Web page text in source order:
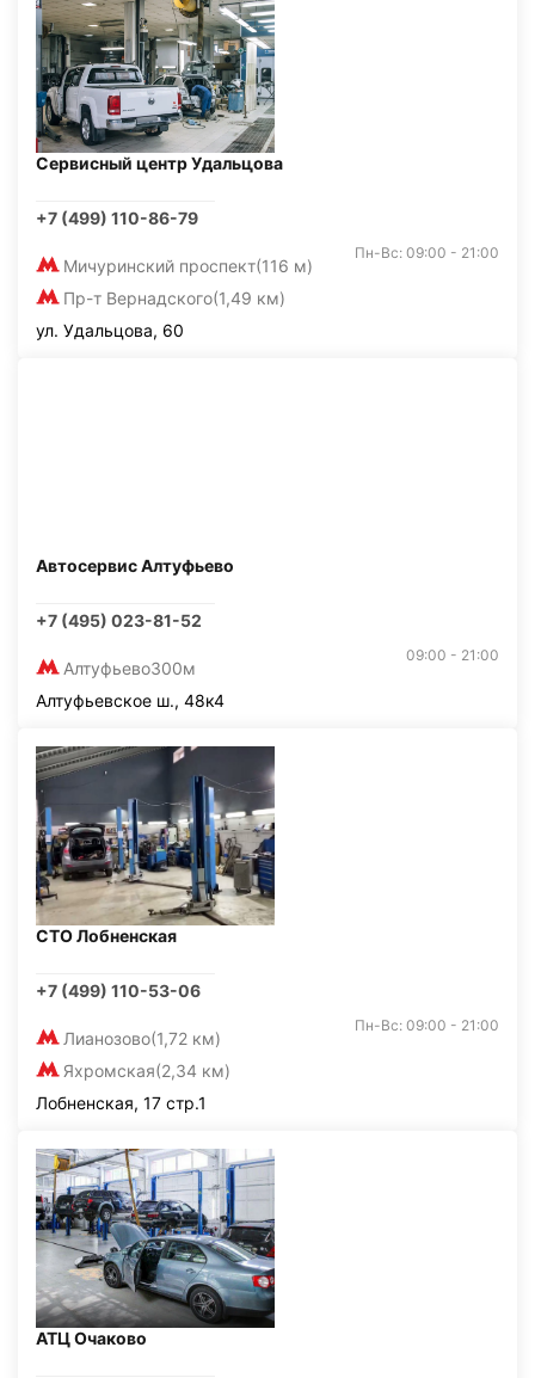
Сервисный центр Удальцова
+7 (499) 110-86-79
Мичуринский проспект(116 м)
Пр-т Вернадского(1,49 км)
Пн-Вс: 09:00 - 21:00
ул. Удальцова, 60
Автосервис Алтуфьево
+7 (495) 023-81-52
Алтуфьево300м
09:00 - 21:00
Алтуфьевское ш., 48к4
СТО Лобненская
+7 (499) 110-53-06
Лианозово(1,72 км)
Яхромская(2,34 км)
Пн-Вс: 09:00 - 21:00
Лобненская, 17 стр.1
АТЦ Очаково